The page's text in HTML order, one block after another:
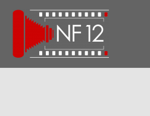
Zum
springen